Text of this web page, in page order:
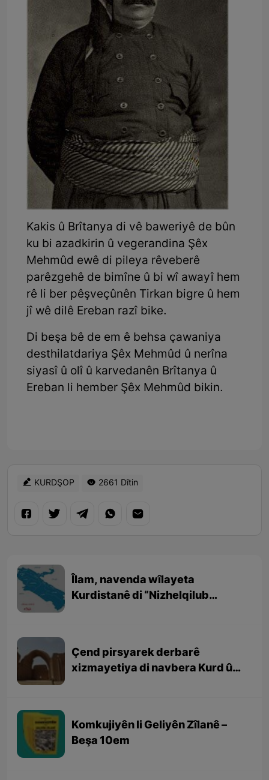
Kakis û Brîtanya di vê baweriyê de bûn
ku bi azadkirin û vegerandina Şêx
Mehmûd ewê di pileya rêveberê
parêzgehê de bimîne û bi wî awayî hem
rê li ber pêşveçûnên Tirkan bigre û hem
jî wê dilê Ereban razî bike.
Di beşa bê de em ê behsa çawaniya
desthilatdariya Şêx Mehmûd û nerîna
siyasî û olî û karvedanên Brîtanya û
Ereban li hember Şêx Mehmûd bikin.
KURDŞOP 2661 Dîtin
Îlam, navenda wîlayeta
Kurdistanê di “Nizhelqilub
Çend pirsyarek derbarê
xizmayetiya di navbera Kurd û
Komkujiyên li Geliyên Zîlanê –
Beşa 10em